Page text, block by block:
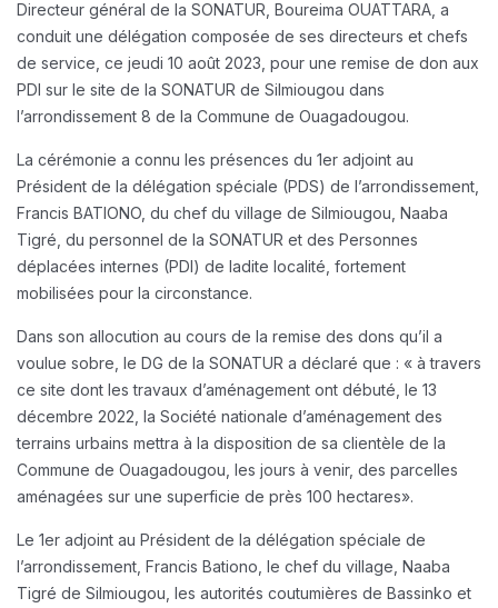
Directeur général de la SONATUR, Boureima OUATTARA, a
conduit une délégation composée de ses directeurs et chefs
de service, ce jeudi 10 août 2023, pour une remise de don aux
PDI sur le site de la SONATUR de Silmiougou dans
l’arrondissement 8 de la Commune de Ouagadougou.
La cérémonie a connu les présences du 1er adjoint au
Président de la délégation spéciale (PDS) de l’arrondissement,
Francis BATIONO, du chef du village de Silmiougou, Naaba
Tigré, du personnel de la SONATUR et des Personnes
déplacées internes (PDI) de ladite localité, fortement
mobilisées pour la circonstance.
Dans son allocution au cours de la remise des dons qu’il a
voulue sobre, le DG de la SONATUR a déclaré que : « à travers
ce site dont les travaux d’aménagement ont débuté, le 13
décembre 2022, la Société nationale d’aménagement des
terrains urbains mettra à la disposition de sa clientèle de la
Commune de Ouagadougou, les jours à venir, des parcelles
aménagées sur une superficie de près 100 hectares».
Le 1er adjoint au Président de la délégation spéciale de
l’arrondissement, Francis Bationo, le chef du village, Naaba
Tigré de Silmiougou, les autorités coutumières de Bassinko et